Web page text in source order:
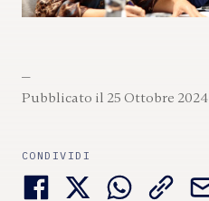
Pubblicato il 25 Ottobre 2024
CONDIVIDI